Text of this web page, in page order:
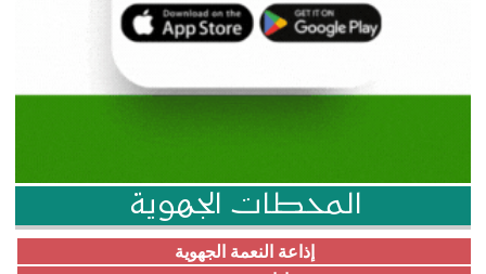
المحطات الجهوية
إذاعة النعمة الجهوية